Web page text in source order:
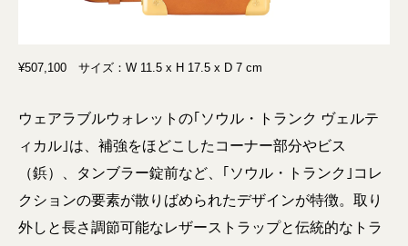
¥507,100 サイズ：W 11.5 x H 17.5 x D 7 cm
ウェアラブルウォレットの｢ソウル・トランク ヴェルテ
ィカル｣は、補強をほどこしたコーナー部分やビス
（鋲）、タンブラー錠前など、｢ソウル・トランク｣コレ
クションの要素が散りばめられたデザインが特徴。取り
外しと長さ調節可能なレザーストラップと伝統的なトラ